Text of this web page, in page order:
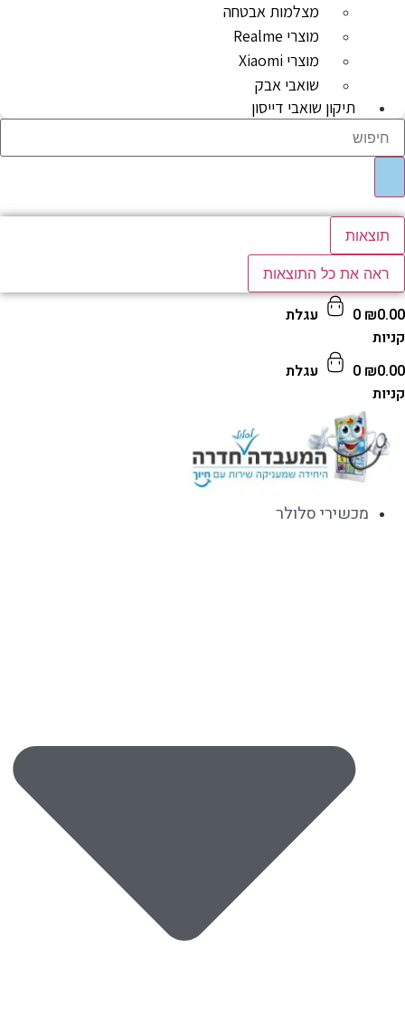
מצלמות אבטחה
מוצרי Realme
מוצרי Xiaomi
שואבי אבק
תיקון שואבי דייסון
תוצאות
ראה את כל התוצאות
₪
0
עגלת
₪
0
עגלת
מכשירי סלולר